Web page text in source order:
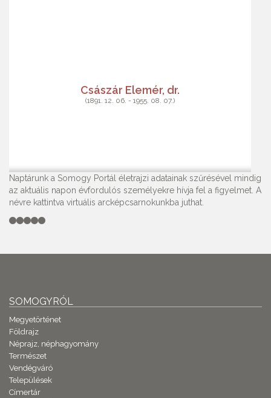
Császár Elemér, dr.
(1891. 12. 06. - 1955. 08. 07.)
Naptárunk a Somogy Portál életrajzi adatainak szűrésével mindig
az aktuális napon évfordulós személyekre hívja fel a figyelmet. A
névre kattintva virtuális arcképcsarnokunkba juthat.
SOMOGYRÓL
Megyetörténet
Földrajz
Néprajz, néphagyomány
Természet
Vendégváró
Települések
Címertár